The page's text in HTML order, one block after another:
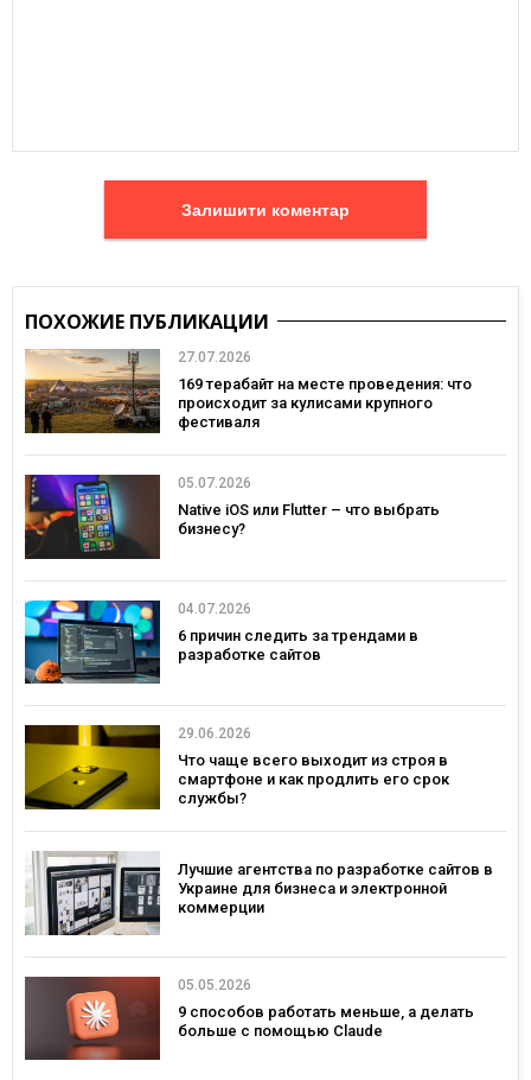
Залишити коментар
ПОХОЖИЕ ПУБЛИКАЦИИ
27.07.2026
169 терабайт на месте проведения: что
происходит за кулисами крупного
фестиваля
05.07.2026
Native iOS или Flutter – что выбрать
бизнесу?
04.07.2026
6 причин следить за трендами в
разработке сайтов
29.06.2026
Что чаще всего выходит из строя в
смартфоне и как продлить его срок
службы?
Лучшие агентства по разработке сайтов в
Украине для бизнеса и электронной
коммерции
05.05.2026
9 способов работать меньше, а делать
больше с помощью Claude